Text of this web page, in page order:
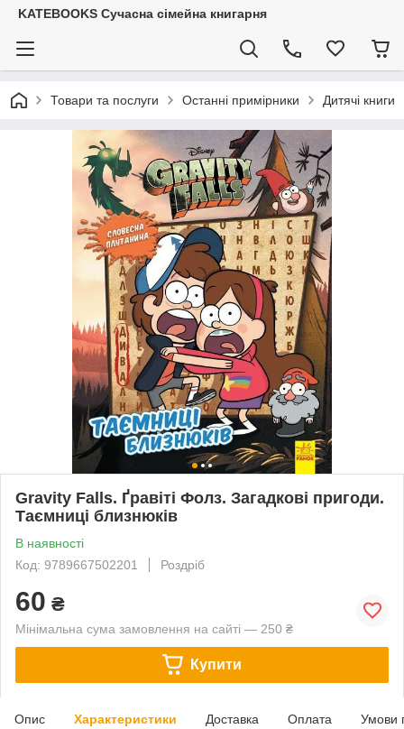
KATEBOOKS Сучасна сімейна книгарня
Товари та послуги Останні примірники Дитячі книги
Gravity Falls. Ґравіті Фолз. Загадкові пригоди.
Таємниці близнюків
В наявності
Код: 9789667502201
Роздріб
60 ₴
Мінімальна сума замовлення на сайті — 250 ₴
Купити
Опис Характеристики Доставка Оплата Умови